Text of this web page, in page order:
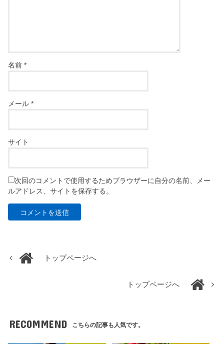
名前*
メール*
サイト
次回のコメントで使用するためブラウザーに自分の名前、メー
ルアドレス、サイトを保存する。
トップページへ
トップページへ
RECOMMEND こちらの記事も人気です。